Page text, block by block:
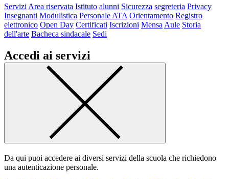
Servizi Area riservata Istituto alunni Sicurezza segreteria Privacy
Insegnanti Modulistica Personale ATA Orientamento Registro
elettronico Open Day Certificati Iscrizioni Mensa Aule Storia
dell'arte Bacheca sindacale Sedi
Accedi ai servizi
Da qui puoi accedere ai diversi servizi della scuola che richiedono
una autenticazione personale.